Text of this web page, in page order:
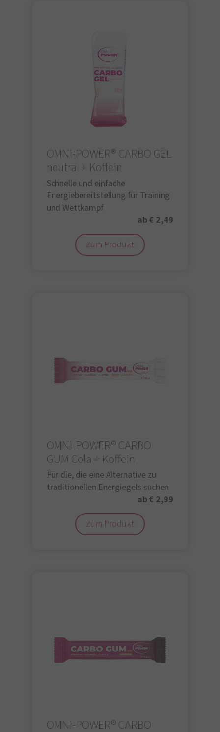
OMNi-POWER® CARBO GEL
neutral + Koffein
Schnelle und einfache
Energiebereitstellung für Training
und Wettkampf
ab € 2,49
Zum Produkt
OMNi-POWER® CARBO
GUM Cola + Koffein
Für die, die eine Alternative zu
traditionellen Energiegels suchen
ab € 2,99
Zum Produkt
OMNi-POWER® CARBO